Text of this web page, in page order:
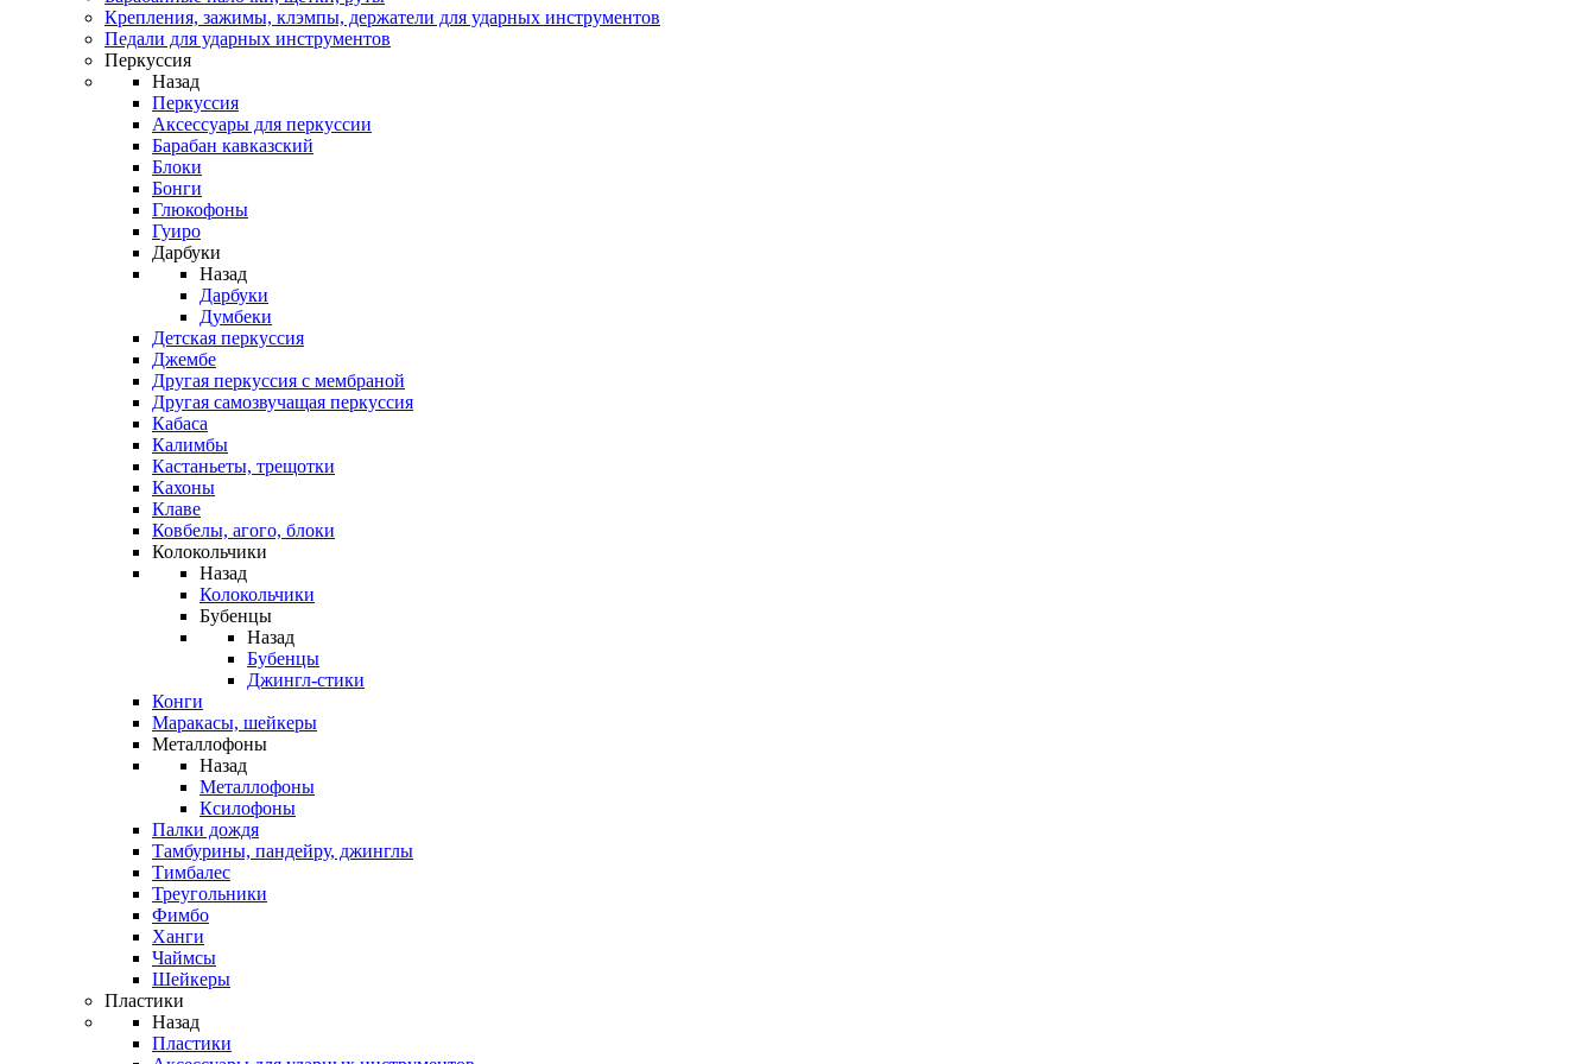
Крепления, зажимы, клэмпы, держатели для ударных инструментов
Педали для ударных инструментов
Перкуссия
Назад
Перкуссия
Аксессуары для перкуссии
Барабан кавказский
Блоки
Бонги
Глюкофоны
Гуиро
Дарбуки
Назад
Дарбуки
Думбеки
Детская перкуссия
Джембе
Другая перкуссия с мембраной
Другая самозвучащая перкуссия
Кабаса
Калимбы
Кастаньеты, трещотки
Кахоны
Клаве
Ковбелы, агого, блоки
Колокольчики
Назад
Колокольчики
Бубенцы
Назад
Бубенцы
Джингл-стики
Конги
Маракасы, шейкеры
Металлофоны
Назад
Металлофоны
Ксилофоны
Палки дождя
Тамбурины, пандейру, джинглы
Тимбалес
Треугольники
Фимбо
Ханги
Чаймсы
Шейкеры
Пластики
Назад
Пластики